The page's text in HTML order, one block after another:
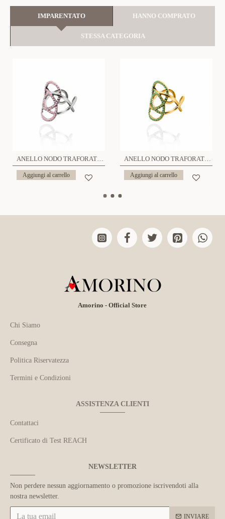
IMPARENTATO HANNO COMPRATO
STESSA CATEGORIA
ANELLO NODO TRAFORATO CON STRASS - OY24624A50
Aggiungi al carrello
ANELLO NODO TRAFORATO CON STRASS - OY24624A50
Aggiungi al carrello
Amorino - Official Store
Chi Siamo
Consegna
Politica Riservatezza
Termini e Condizioni
ASSISTENZA CLIENTI
Contattaci
Certificato di Test REACH
NEWSLETTER
Non perdere nessun aggiornamento o promozione iscrivendoti alla
nostra newsletter.
INVIARE